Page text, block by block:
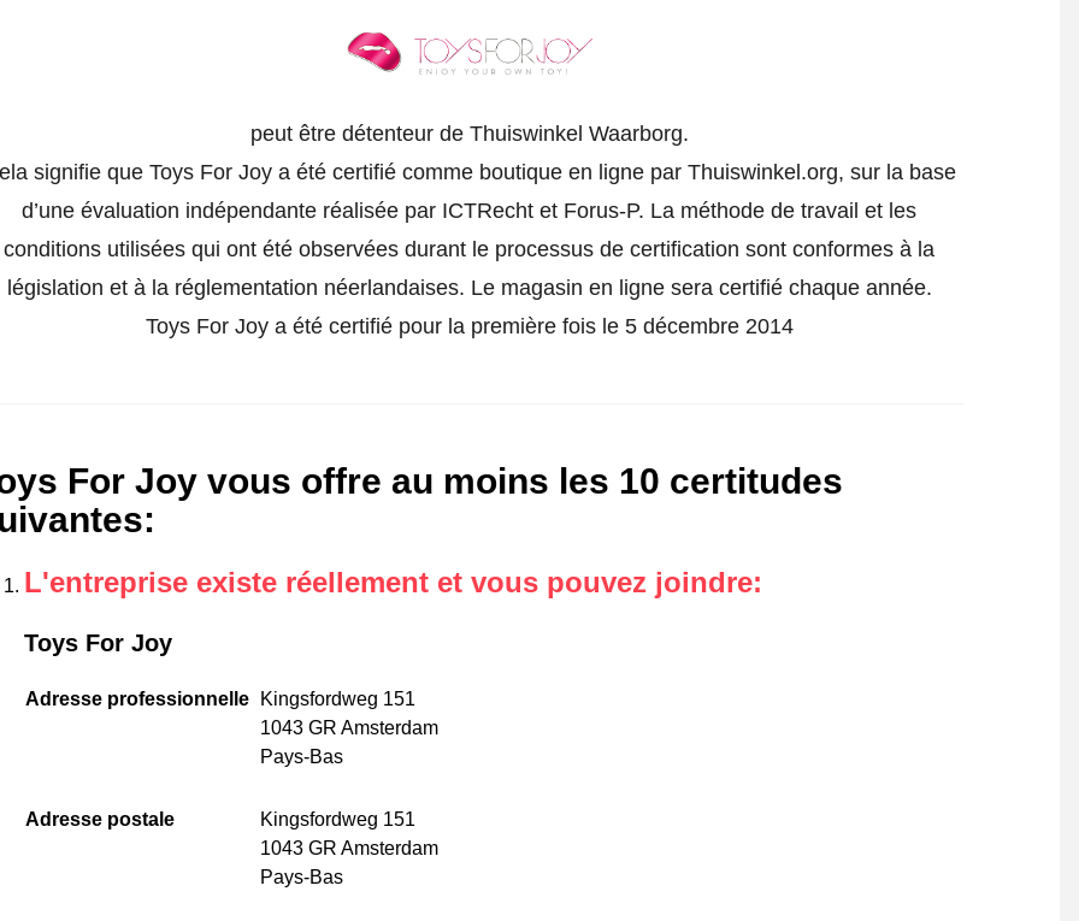
peut être détenteur de Thuiswinkel Waarborg.
signifie que Toys For Joy a été certifié comme boutique en ligne par Thuiswinkel.org, sur la base
d’une évaluation indépendante réalisée par ICTRecht et Forus-P. La méthode de travail et les
conditions utilisées qui ont été observées durant le processus de certification sont conformes à la
législation et à la réglementation néerlandaises. Le magasin en ligne sera certifié chaque année.
Toys For Joy a été certifié pour la première fois le 5 décembre 2014
For Joy vous offre au moins les 10 certitudes
:
L'entreprise existe réellement et vous pouvez joindre:
Toys For Joy
Adresse professionnelle
Kingsfordweg 151
1043 GR Amsterdam
Pays-Bas
Adresse postale
Kingsfordweg 151
1043 GR Amsterdam
Pays-Bas